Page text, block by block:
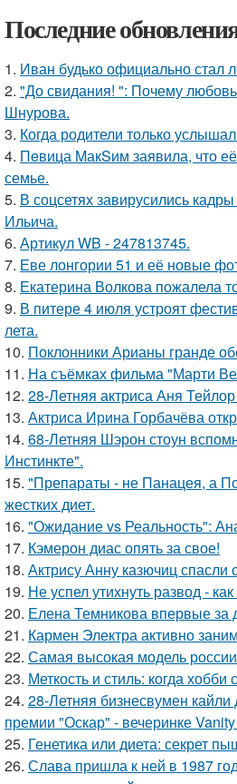
Последние
1. Иван будько официально стал
2. "До свидания! ": Почему
Шнурова.
3. Когда родители только
4. Пeвица MакSим заявила, что
семье.
5. В соцсетях завирусились
Ильича.
6. Артикул WB - 247813745.
7. Еве лонгории 51 и её новые
8. Екатерина Волкова пожалела
9. В питере 4 июля устроят
лета.
10. Поклонники Арианы гранде
11. На съёмках фильма "Марти
12. 28-Летняя актриса Аня
13. Актриса Ирина Горбачёва
14. 68-Летняя Шэрон стоун
Инстинкте".
15. "Препараты - не Панацея, а
жестких диет.
16. "Ожидание vs Реальность":
17. Кэмерон диас опять за свое!
18. Актрису Анну казючиц спасли
19. Не успел утихнуть развод -
20. Елена Темникова впервые за
21. Кармен Электра активно
22. Самая высокая модель
23. Меткость и стиль: когда хобби
24. 28-Летняя бизнесвумен
премии "Оскар" - вечеринке Vanity
25. Генетика или диета: секрет
26. Слава пришла к ней в 1987